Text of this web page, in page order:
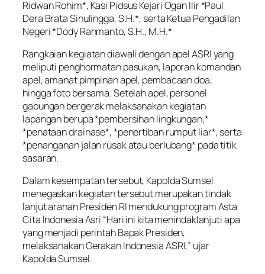
Ridwan Rohim*, Kasi Pidsus Kejari Ogan Ilir *Paul
Dera Brata Sinulingga, S.H.*, serta Ketua Pengadilan
Negeri *Dody Rahmanto, S.H., M.H.*
Rangkaian kegiatan diawali dengan apel ASRI yang
meliputi penghormatan pasukan, laporan komandan
apel, amanat pimpinan apel, pembacaan doa,
hingga foto bersama. Setelah apel, personel
gabungan bergerak melaksanakan kegiatan
lapangan berupa *pembersihan lingkungan,*
*penataan drainase*, *penertiban rumput liar*, serta
*penanganan jalan rusak atau berlubang* pada titik
sasaran.
Dalam kesempatan tersebut, Kapolda Sumsel
menegaskan kegiatan tersebut merupakan tindak
lanjut arahan Presiden RI mendukung program Asta
Cita Indonesia Asri “Hari ini kita menindaklanjuti apa
yang menjadi perintah Bapak Presiden,
melaksanakan Gerakan Indonesia ASRI,” ujar
Kapolda Sumsel.